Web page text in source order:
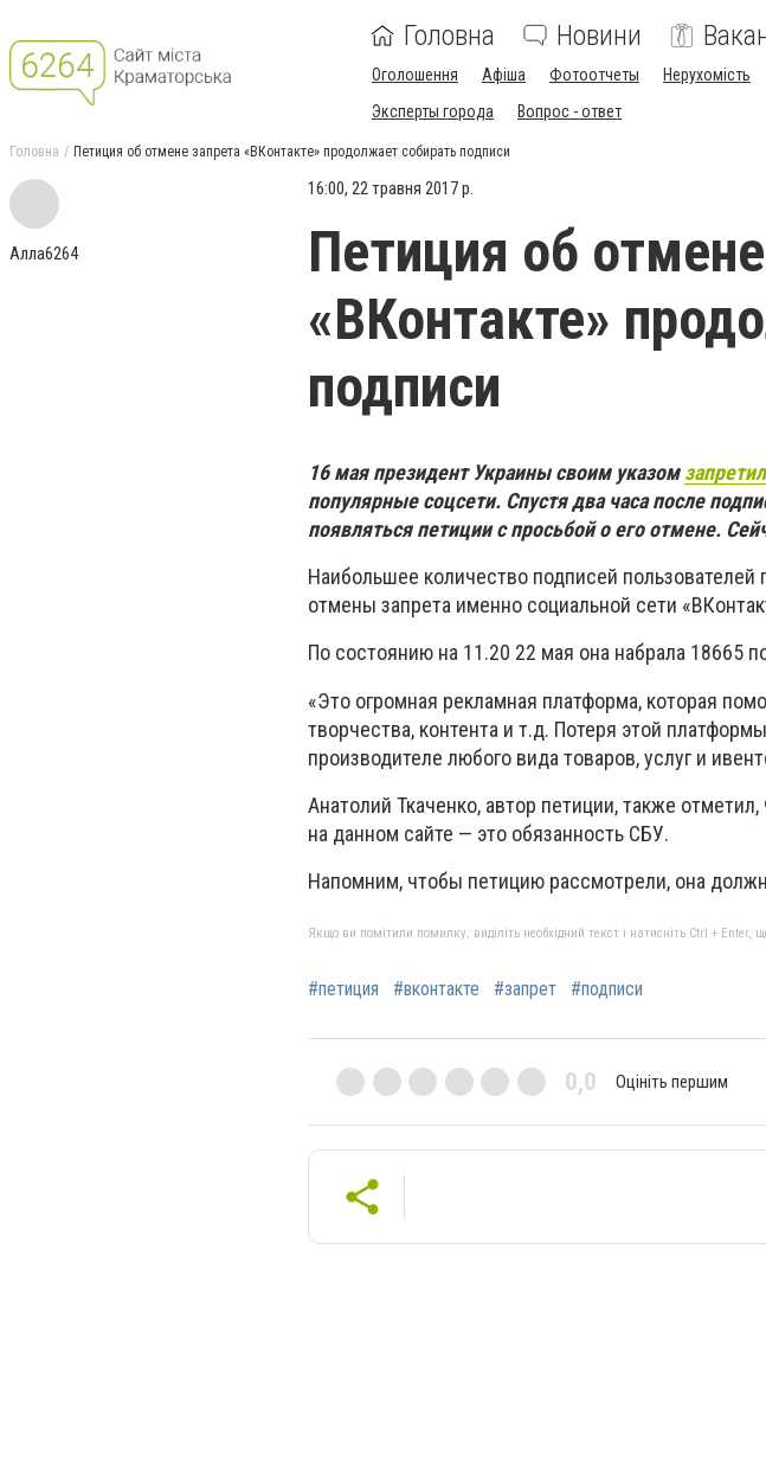
Головна Новини
Оголошення Афіша Фотоотчеты Нерухомість
Эксперты города
Вопрос - ответ
Головна Петиция об отмене запрета «ВКонтакте» продолжает собирать подписи
Алла6264
16:00, 22 травня 2017 р.
Петиция об
«ВКонтакте»
подписи
16 мая президент Украины своим указом
популярные соцсети. Спустя два часа после
появляться петиции с просьбой о его отмене.
Наибольшее количество подписей пользователей
отмены запрета именно социальной сети
По состоянию на 11.20 22 мая она набрала 18665
«Это огромная рекламная платформа, которая
творчества, контента и т.д. Потеря этой
производителе любого вида товаров, услуг и
Анатолий Ткаченко, автор петиции, также
на данном сайте — это обязанность СБУ.
Напомним, чтобы петицию рассмотрели, она
Якщо ви помітили помилку, виділіть необхідний текст і натисніть Ctrl + Enter,
#петиция #вконтакте #запрет #подписи
0,0 Оцініть першим